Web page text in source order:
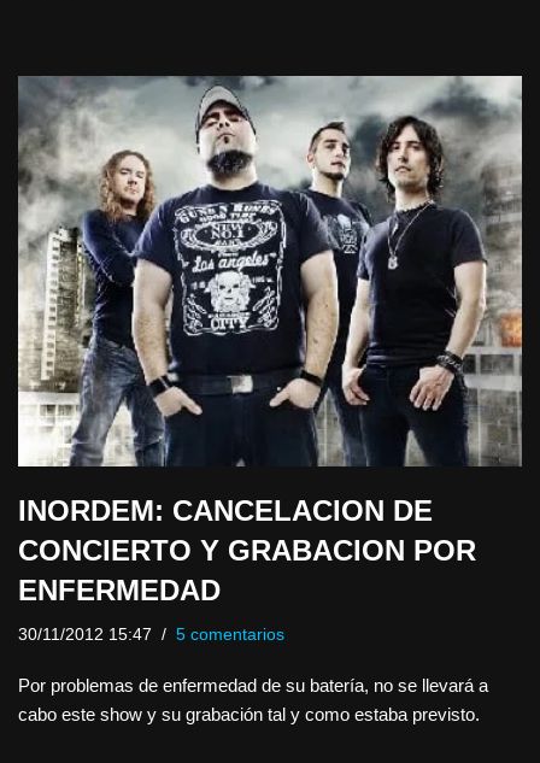
INORDEM: CANCELACION DE
CONCIERTO Y GRABACION POR
ENFERMEDAD
30/11/2012 15:47 5 comentarios
Por problemas de enfermedad de su batería, no se llevará a
cabo este show y su grabación tal y como estaba previsto.